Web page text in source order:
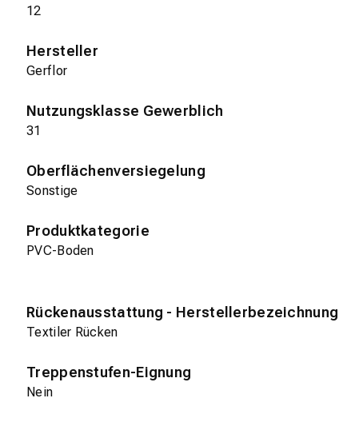
12
Hersteller
Gerflor
Nutzungsklasse Gewerblich
31
Oberflächenversiegelung
Sonstige
Produktkategorie
PVC-Boden
Rückenausstattung - Herstellerbezeichnung
Textiler Rücken
Treppenstufen-Eignung
Nein